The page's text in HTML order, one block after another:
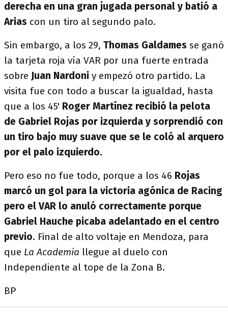
derecha en una gran jugada personal y batió a
Arias con un tiro al segundo palo.
Sin embargo, a los 29, Thomas Galdames se ganó
la tarjeta roja vía VAR por una fuerte entrada
sobre Juan Nardoni y empezó otro partido. La
visita fue con todo a buscar la igualdad, hasta
que a los 45' Roger Martínez recibió la pelota
de Gabriel Rojas por izquierda y sorprendió con
un tiro bajo muy suave que se le coló al arquero
por el palo izquierdo.
Pero eso no fue todo, porque a los 46 Rojas
marcó un gol para la victoria agónica de Racing
pero el VAR lo anuló correctamente porque
Gabriel Hauche picaba adelantado en el centro
previo. Final de alto voltaje en Mendoza, para
que La Academia llegue al duelo con
Independiente al tope de la Zona B.
BP